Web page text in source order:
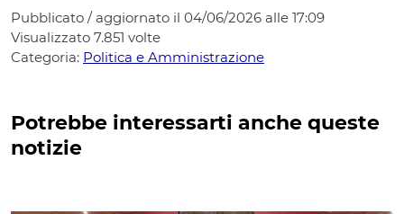
Pubblicato / aggiornato il 04/06/2026 alle 17:09
Visualizzato 7.851 volte
Categoria: Politica e Amministrazione
Potrebbe interessarti anche queste
notizie